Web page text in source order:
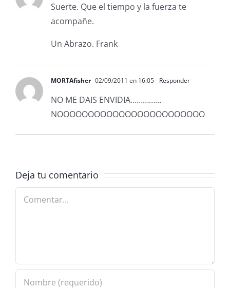
Suerte. Que el tiempo y la fuerza te
acompañe.
Un Abrazo. Frank
MORTAfisher 02/09/2011 en 16:05- Responder
NO ME DAIS ENVIDIA……………
NOOOOOOOOOOOOOOOOOOOOOOOO
Deja tu comentario
Comentar